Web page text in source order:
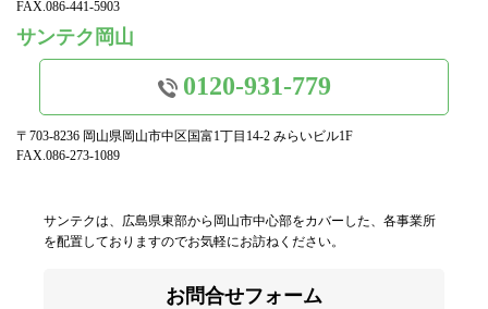
FAX.086-441-5903
サンテク岡山
0120-931-779
〒703-8236 岡山県岡山市中区国富1丁目14-2 みらいビル1F
FAX.086-273-1089
サンテクは、広島県東部から岡山市中心部をカバーした、各事業所
を配置しておりますのでお気軽にお訪ねください。
お問合せフォーム